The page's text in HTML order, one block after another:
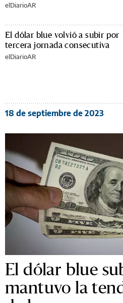
elDiarioAR
El dólar blue volvió a subir por
tercera jornada consecutiva
elDiarioAR
18 de septiembre de 2023
El dólar blue
mantuvo la